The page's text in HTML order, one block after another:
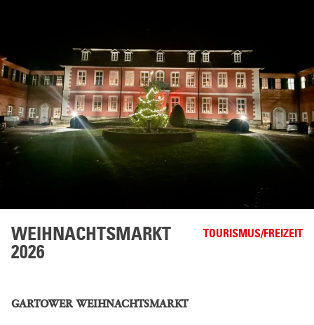
TOURISMUS/FREIZEIT
WEIHNACHTSMARKT
2026
GARTOWER WEIHNACHTSMARKT